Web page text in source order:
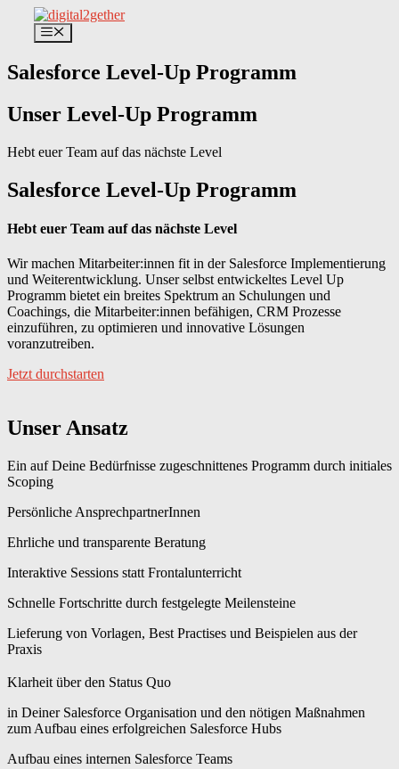
Inhalt
springen
Menü
Salesforce Level-Up Programm
Unser Level-Up Programm
Hebt euer Team auf das nächste Level
Salesforce Level-Up Programm
Hebt euer Team auf das nächste Level
Wir machen Mitarbeiter:innen fit in der Salesforce Implementierung
und Weiterentwicklung. Unser selbst entwickeltes Level Up
Programm bietet ein breites Spektrum an Schulungen und
Coachings, die Mitarbeiter:innen befähigen, CRM Prozesse
einzuführen, zu optimieren und innovative Lösungen
voranzutreiben.
Jetzt durchstarten
Unser Ansatz
Ein auf Deine Bedürfnisse zugeschnittenes Programm durch initiales
Scoping
Persönliche AnsprechpartnerInnen
Ehrliche und transparente Beratung
Interaktive Sessions statt Frontalunterricht
Schnelle Fortschritte durch festgelegte Meilensteine
Lieferung von Vorlagen, Best Practises und Beispielen aus der
Praxis
Klarheit über den Status Quo
in Deiner Salesforce Organisation und den nötigen Maßnahmen
zum Aufbau eines erfolgreichen Salesforce Hubs
Aufbau eines internen Salesforce Teams